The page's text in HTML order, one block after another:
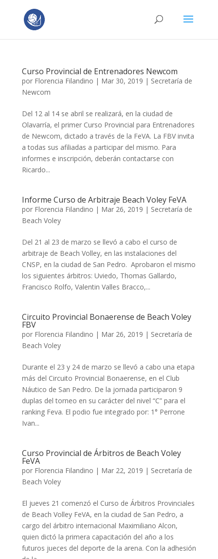
Curso Provincial de Entrenadores Newcom
por Florencia Filandino | Mar 30, 2019 | Secretaría de
Newcom
Del 12 al 14 se abril se realizará, en la ciudad de
Olavarría, el primer Curso Provincial para Entrenadores
de Newcom, dictado a través de la FeVA. La FBV invita
a todas sus afiliadas a participar del mismo. Para
informes e inscripción, deberán contactarse con
Ricardo...
Informe Curso de Arbitraje Beach Voley FeVA
por Florencia Filandino | Mar 26, 2019 | Secretaría de
Beach Voley
Del 21 al 23 de marzo se llevó a cabo el curso de
arbitraje de Beach Volley, en las instalaciones del
CNSP, en la ciudad de San Pedro. Aprobaron el mismo
los siguientes árbitros: Uviedo, Thomas Gallardo,
Francisco Rolfo, Valentin Valles Bracco,...
Circuito Provincial Bonaerense de Beach Voley
FBV
por Florencia Filandino | Mar 26, 2019 | Secretaría de
Beach Voley
Durante el 23 y 24 de marzo se llevó a cabo una etapa
más del Circuito Provincial Bonaerense, en el Club
Náutico de San Pedro. De la jornada participaron 9
duplas del torneo en su carácter del nivel “C” para el
ranking Feva. El podio fue integrado por: 1° Perrone
Ivan...
Curso Provincial de Árbitros de Beach Voley
FeVA
por Florencia Filandino | Mar 22, 2019 | Secretaría de
Beach Voley
El jueves 21 comenzó el Curso de Árbitros Provinciales
de Beach Volley FeVA, en la ciudad de San Pedro, a
cargo del árbitro internacional Maximiliano Alcon,
quien dictó la primera capacitación del año a los
futuros jueces del deporte de la arena. Con la adhesión